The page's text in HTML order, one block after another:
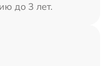
до 3 лет.